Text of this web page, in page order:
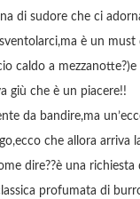
di sudore che ci
è un must
caldo a
giù che è un piacere!!
da bandire,ma
che allora arriva
dire??è una richiesta
profumata di